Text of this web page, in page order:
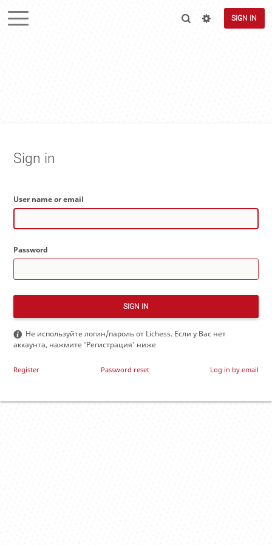
SIGN IN
Sign in
User name or email
Password
SIGN IN
Не используйте логин/пароль от Lichess. Если у Вас нет
аккаунта, нажмите 'Регистрация' ниже
Register Password reset Log in by email